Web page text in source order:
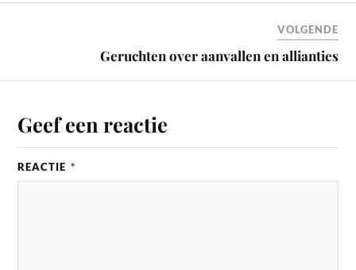
VOLGENDE
Geruchten over aanvallen en allianties
Geef een reactie
REACTIE *